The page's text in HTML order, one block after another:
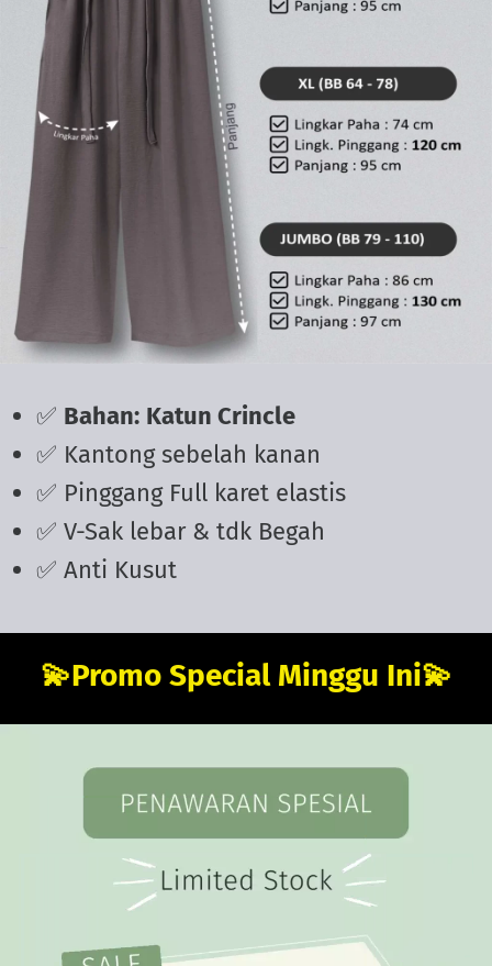
✅ Bahan: Katun Crincle
✅ Kantong sebelah kanan
✅ Pinggang Full karet elastis
✅ V-Sak lebar & tdk Begah
✅ Anti Kusut
💫Promo Special Minggu Ini💫